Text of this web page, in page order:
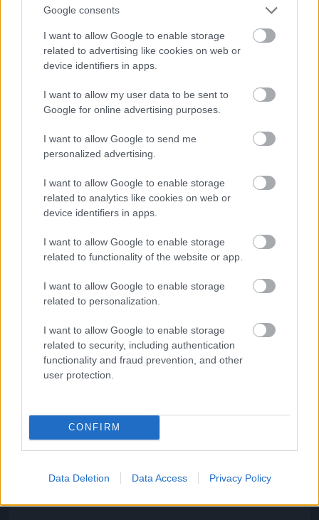
Google consents
I want to allow Google to enable storage
related to advertising like cookies on web or
device identifiers in apps.
I want to allow my user data to be sent to
Google for online advertising purposes.
I want to allow Google to send me
personalized advertising.
I want to allow Google to enable storage
related to analytics like cookies on web or
device identifiers in apps.
I want to allow Google to enable storage
related to functionality of the website or app.
I want to allow Google to enable storage
related to personalization.
I want to allow Google to enable storage
related to security, including authentication
functionality and fraud prevention, and other
user protection.
CONFIRM
Data Deletion Data Access Privacy Policy
Az ő neve Chanel Iman
Fotó: Gregory Pace / Beimages / Northfoto